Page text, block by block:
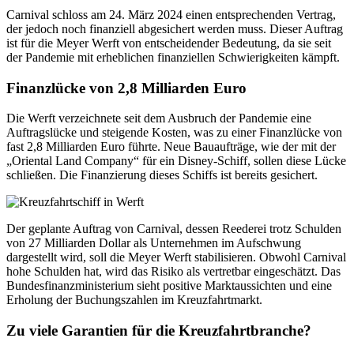
Carnival schloss am 24. März 2024 einen entsprechenden Vertrag,
der jedoch noch finanziell abgesichert werden muss. Dieser Auftrag
ist für die Meyer Werft von entscheidender Bedeutung, da sie seit
der Pandemie mit erheblichen finanziellen Schwierigkeiten kämpft.
Finanzlücke von 2,8 Milliarden Euro
Die Werft verzeichnete seit dem Ausbruch der Pandemie eine
Auftragslücke und steigende Kosten, was zu einer Finanzlücke von
fast 2,8 Milliarden Euro führte. Neue Bauaufträge, wie der mit der
„Oriental Land Company“ für ein Disney-Schiff, sollen diese Lücke
schließen. Die Finanzierung dieses Schiffs ist bereits gesichert.
Der geplante Auftrag von Carnival, dessen Reederei trotz Schulden
von 27 Milliarden Dollar als Unternehmen im Aufschwung
dargestellt wird, soll die Meyer Werft stabilisieren. Obwohl Carnival
hohe Schulden hat, wird das Risiko als vertretbar eingeschätzt. Das
Bundesfinanzministerium sieht positive Marktaussichten und eine
Erholung der Buchungszahlen im Kreuzfahrtmarkt.
Zu viele Garantien für die Kreuzfahrtbranche?